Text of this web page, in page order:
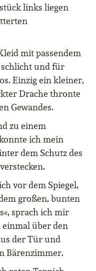
links liegen
mit passendem
schlicht und für
Einzig ein kleiner,
Drache thronte
Gewandes.
zu einem
ich mein
dem Schutz des
vor dem Spiegel,
großen, bunten
sprach ich mir
über den
der Tür und
Bärenzimmer.